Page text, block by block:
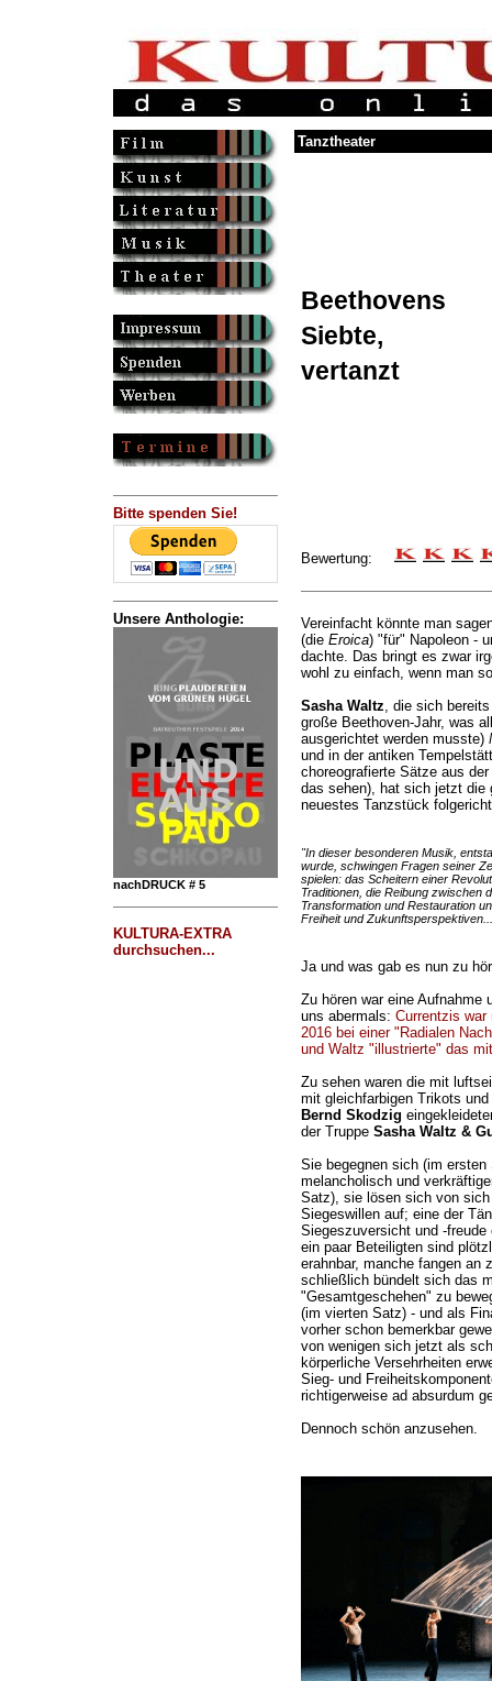
Bitte spenden Sie!
Unsere Anthologie:
nachDRUCK # 5
KULTURA-EXTRA
durchsuchen...
Tanztheater
Beethovens
Siebte,
vertanzt
Bewertung:
Vereinfacht könnte man
(die Eroica) "für" Napoleon -
dachte. Das bringt es zwar
wohl zu einfach, wenn man
Sasha Waltz, die sich
große Beethoven-Jahr, was
ausgerichtet werden musste)
und in der antiken
choreografierte Sätze aus
das sehen), hat sich jetzt die
neuestes Tanzstück
"In dieser besonderen Musik,
wurde, schwingen Fragen seiner
spielen: das Scheitern einer
Traditionen, die Reibung zwischen
Transformation und Restauration
Freiheit und
Ja und was gab es nun zu
Zu hören war eine Aufnahme
uns abermals: Currentzis
2016 bei einer "Radialen
und Waltz "illustrierte" das
Zu sehen waren die mit
mit gleichfarbigen Trikots
Bernd Skodzig
der Truppe Sasha Waltz &
Sie begegnen sich (im
melancholisch und
Satz), sie lösen sich von
Siegeswillen auf; eine der
Siegeszuversicht und -
ein paar Beteiligten sind
erahnbar, manche fangen an
schließlich bündelt sich das
"Gesamtgeschehen" zu
(im vierten Satz) - und als
vorher schon bemerkbar
von wenigen sich jetzt als
körperliche Versehrheiten
Sieg- und
richtigerweise ad absurdum
Dennoch schön anzusehen.